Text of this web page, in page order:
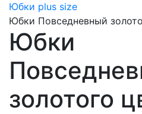
Юбки plus size
Юбки Повседневный
Юбки
золотого